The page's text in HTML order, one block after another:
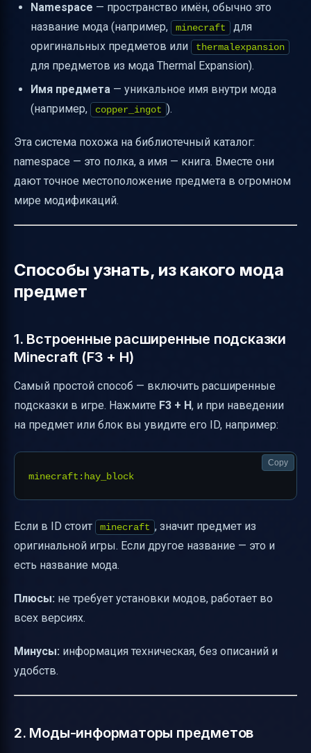
Namespace — пространство имён, обычно это
название мода (например,
minecraft
для
оригинальных предметов или
thermalexpansion
для предметов из мода Thermal Expansion).
Имя предмета — уникальное имя внутри мода
(например,
copper_ingot ).
Эта система похожа на библиотечный каталог:
namespace — это полка, а имя — книга. Вместе они
дают точное местоположение предмета в огромном
мире модификаций.
Способы узнать, из какого мода
предмет
1. Встроенные расширенные подсказки
Minecraft (F3 + H)
Самый простой способ — включить расширенные
подсказки в игре. Нажмите F3 + H, и при наведении
на предмет или блок вы увидите его ID, например:
Copy
Если в ID стоит minecraft , значит предмет из
оригинальной игры. Если другое название — это и
есть название мода.
Плюсы: не требует установки модов, работает во
всех версиях.
Минусы: информация техническая, без описаний и
удобств.
2. Моды-информаторы предметов